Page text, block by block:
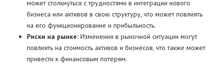
может столкнуться с трудностями в интеграции нового
бизнеса или активов в свою структуру, что может повлиять
на его функционирование и прибыльность.
Риски на рынке: Изменения в рыночной ситуации могут
повлиять на стоимость активов и бизнесов, что также может
привести к финансовым потерям.